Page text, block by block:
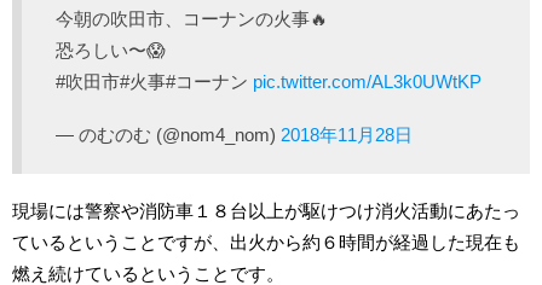
今朝の吹田市、コーナンの火事🔥
恐ろしい〜😱
#吹田市#火事#コーナン pic.twitter.com/AL3k0UWtKP
— のむのむ (@nom4_nom) 2018年11月28日
現場には警察や消防車１８台以上が駆けつけ消火活動にあたっ
ているということですが、出火から約６時間が経過した現在も
燃え続けているということです。